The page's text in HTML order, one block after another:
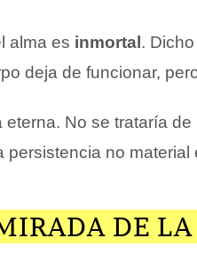
alma es inmortal .
deja de funcionar,
No se trataría
no material
DE